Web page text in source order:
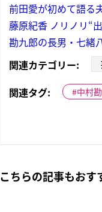
前田愛が初めて語る
藤原紀香 ノリノリ“
勘九郎の長男・七緒
関連カテゴリー:
関連タグ: 中村
こちらの記事もおす